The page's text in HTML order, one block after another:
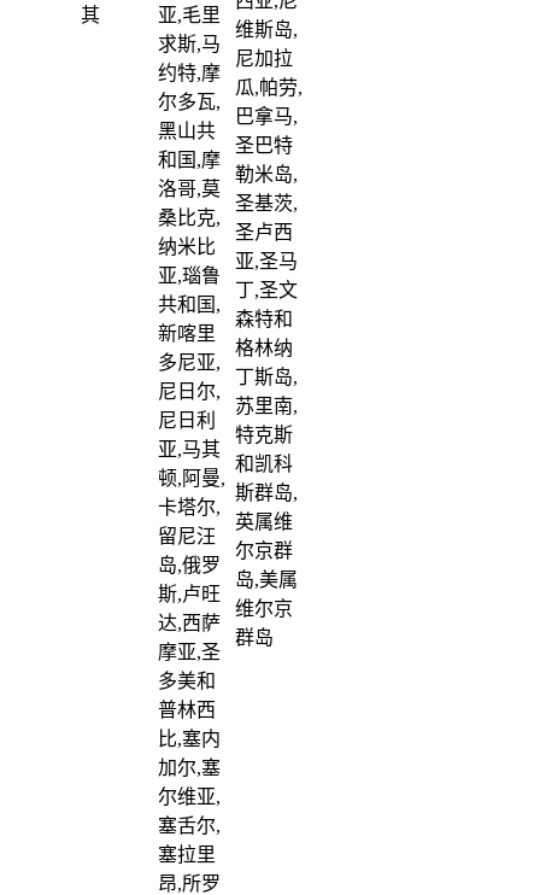
其
亚,毛里
求斯,马
约特,摩
尔多瓦,
黑山共
和国,摩
洛哥,莫
桑比克,
纳米比
亚,瑙鲁
共和国,
新喀里
多尼亚,
尼日尔,
尼日利
亚,马其
顿,阿曼,
卡塔尔,
留尼汪
岛,俄罗
斯,卢旺
达,西萨
摩亚,圣
多美和
普林西
比,塞内
加尔,塞
尔维亚,
塞舌尔,
塞拉里
昂,所罗
维斯岛,
尼加拉
瓜,帕劳,
巴拿马,
圣巴特
勒米岛,
圣基茨,
圣卢西
亚,圣马
丁,圣文
森特和
格林纳
丁斯岛,
苏里南,
特克斯
和凯科
斯群岛,
英属维
尔京群
岛,美属
维尔京
群岛